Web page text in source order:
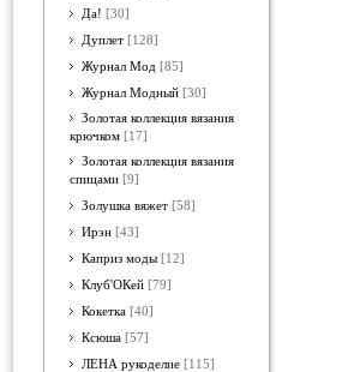
Да! [30]
Дуплет [128]
Журнал Мод [85]
Журнал Модный [30]
Золотая коллекция вязания
крючком [17]
Золотая коллекция вязания
спицами [9]
Золушка вяжет [58]
Ирэн [43]
Каприз моды [12]
Клуб'ОКей [79]
Кокетка [40]
Ксюша [57]
ЛЕНА рукоделие [115]